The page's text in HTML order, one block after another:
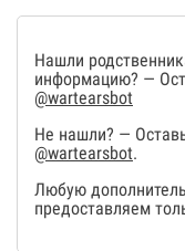
Нашли
информацию? —
@wartearsbot
Не нашли? —
@wartearsbot.
Любую
предоставляем